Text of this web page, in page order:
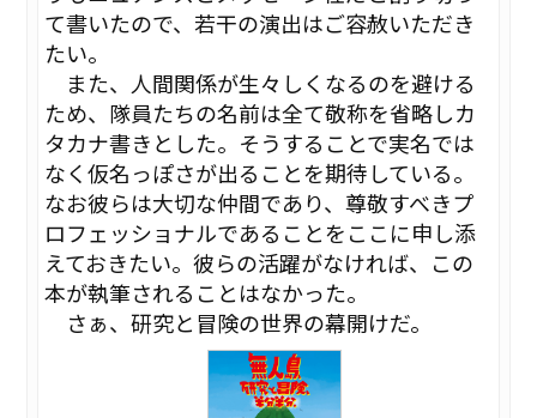
て書いたので、若干の演出はご容赦いただき
たい。
また、人間関係が生々しくなるのを避ける
ため、隊員たちの名前は全て敬称を省略しカ
タカナ書きとした。そうすることで実名では
なく仮名っぽさが出ることを期待している。
なお彼らは大切な仲間であり、尊敬すべきプ
ロフェッショナルであることをここに申し添
えておきたい。彼らの活躍がなければ、この
本が執筆されることはなかった。
さぁ、研究と冒険の世界の幕開けだ。